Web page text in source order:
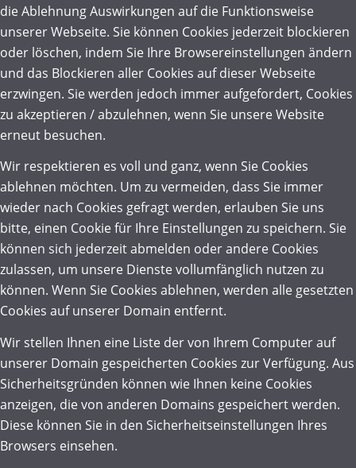
die Ablehnung Auswirkungen auf die Funktionsweise
unserer Webseite. Sie können Cookies jederzeit blockieren
oder löschen, indem Sie Ihre Browsereinstellungen ändern
und das Blockieren aller Cookies auf dieser Webseite
erzwingen. Sie werden jedoch immer aufgefordert, Cookies
zu akzeptieren / abzulehnen, wenn Sie unsere Website
erneut besuchen.
Wir respektieren es voll und ganz, wenn Sie Cookies
ablehnen möchten. Um zu vermeiden, dass Sie immer
wieder nach Cookies gefragt werden, erlauben Sie uns
bitte, einen Cookie für Ihre Einstellungen zu speichern. Sie
können sich jederzeit abmelden oder andere Cookies
zulassen, um unsere Dienste vollumfänglich nutzen zu
können. Wenn Sie Cookies ablehnen, werden alle gesetzten
Cookies auf unserer Domain entfernt.
Wir stellen Ihnen eine Liste der von Ihrem Computer auf
unserer Domain gespeicherten Cookies zur Verfügung. Aus
Sicherheitsgründen können wie Ihnen keine Cookies
anzeigen, die von anderen Domains gespeichert werden.
Diese können Sie in den Sicherheitseinstellungen Ihres
Browsers einsehen.